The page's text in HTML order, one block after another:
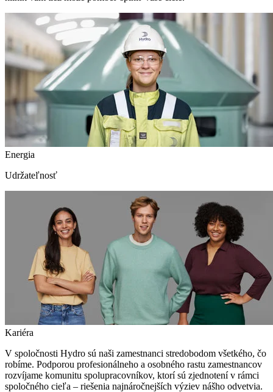
Energia
Udržateľnosť
Kariéra
V spoločnosti Hydro sú naši zamestnanci stredobodom všetkého, čo
robíme. Podporou profesionálneho a osobného rastu zamestnancov
rozvíjame komunitu spolupracovníkov, ktorí sú zjednotení v rámci
spoločného cieľa – riešenia najnáročnejších výziev nášho odvetvia.